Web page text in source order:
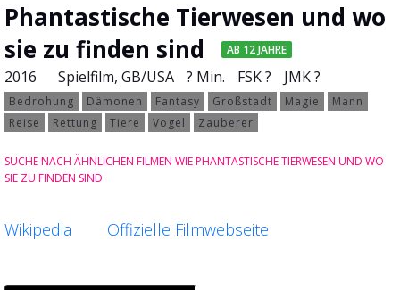
Phantastische Tierwesen und wo
sie zu finden sind
AB 12 JAHRE
2016 Spielfilm, GB/USA ? Min. FSK ? JMK ?
Bedrohung Dämonen Fantasy Großstadt Magie
Mann
Reise
Rettung Tiere Vogel Zauberer
SUCHE NACH ÄHNLICHEN FILMEN WIE PHANTASTISCHE TIERWESEN UND WO
SIE ZU FINDEN SIND
Wikipedia Offizielle Filmwebseite